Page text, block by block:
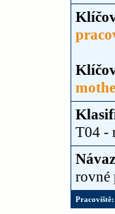
T04 -
rovné
Pracoviště: